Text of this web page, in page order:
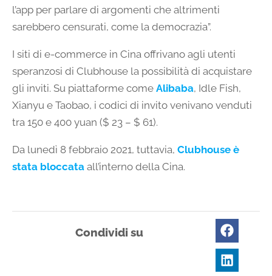
l’app per parlare di argomenti che altrimenti
sarebbero censurati, come la democrazia”.
I siti di e-commerce in Cina offrivano agli utenti
speranzosi di Clubhouse la possibilità di acquistare
gli inviti. Su piattaforme come Alibaba, Idle Fish,
Xianyu e Taobao, i codici di invito venivano venduti
tra 150 e 400 yuan ($ 23 – $ 61).
Da lunedì 8 febbraio 2021, tuttavia, Clubhouse è
stata bloccata all’interno della Cina.
Condividi su